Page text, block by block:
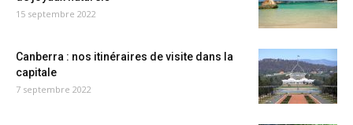
15 septembre 2022
Canberra : nos itinéraires de visite dans la
capitale
7 septembre 2022